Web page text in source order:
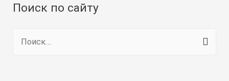
Поиск по сайту